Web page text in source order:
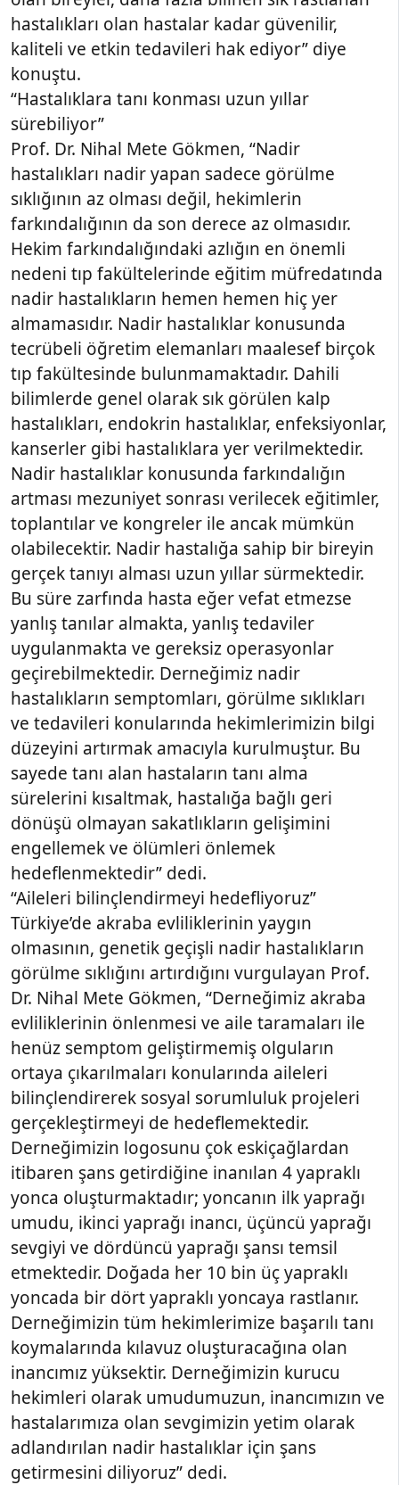
hastalıkları olan hastalar kadar güvenilir,
kaliteli ve etkin tedavileri hak ediyor” diye
konuştu.
“Hastalıklara tanı konması uzun yıllar
sürebiliyor”
Prof. Dr. Nihal Mete Gökmen, “Nadir
hastalıkları nadir yapan sadece görülme
sıklığının az olması değil, hekimlerin
farkındalığının da son derece az olmasıdır.
Hekim farkındalığındaki azlığın en önemli
nedeni tıp fakültelerinde eğitim müfredatında
nadir hastalıkların hemen hemen hiç yer
almamasıdır. Nadir hastalıklar konusunda
tecrübeli öğretim elemanları maalesef birçok
tıp fakültesinde bulunmamaktadır. Dahili
bilimlerde genel olarak sık görülen kalp
hastalıkları, endokrin hastalıklar, enfeksiyonlar,
kanserler gibi hastalıklara yer verilmektedir.
Nadir hastalıklar konusunda farkındalığın
artması mezuniyet sonrası verilecek eğitimler,
toplantılar ve kongreler ile ancak mümkün
olabilecektir. Nadir hastalığa sahip bir bireyin
gerçek tanıyı alması uzun yıllar sürmektedir.
Bu süre zarfında hasta eğer vefat etmezse
yanlış tanılar almakta, yanlış tedaviler
uygulanmakta ve gereksiz operasyonlar
geçirebilmektedir. Derneğimiz nadir
hastalıkların semptomları, görülme sıklıkları
ve tedavileri konularında hekimlerimizin bilgi
düzeyini artırmak amacıyla kurulmuştur. Bu
sayede tanı alan hastaların tanı alma
sürelerini kısaltmak, hastalığa bağlı geri
dönüşü olmayan sakatlıkların gelişimini
engellemek ve ölümleri önlemek
hedeflenmektedir” dedi.
“Aileleri bilinçlendirmeyi hedefliyoruz”
Türkiye’de akraba evliliklerinin yaygın
olmasının, genetik geçişli nadir hastalıkların
görülme sıklığını artırdığını vurgulayan Prof.
Dr. Nihal Mete Gökmen, “Derneğimiz akraba
evliliklerinin önlenmesi ve aile taramaları ile
henüz semptom geliştirmemiş olguların
ortaya çıkarılmaları konularında aileleri
bilinçlendirerek sosyal sorumluluk projeleri
gerçekleştirmeyi de hedeflemektedir.
Derneğimizin logosunu çok eskiçağlardan
itibaren şans getirdiğine inanılan 4 yapraklı
yonca oluşturmaktadır; yoncanın ilk yaprağı
umudu, ikinci yaprağı inancı, üçüncü yaprağı
sevgiyi ve dördüncü yaprağı şansı temsil
etmektedir. Doğada her 10 bin üç yapraklı
yoncada bir dört yapraklı yoncaya rastlanır.
Derneğimizin tüm hekimlerimize başarılı tanı
koymalarında kılavuz oluşturacağına olan
inancımız yüksektir. Derneğimizin kurucu
hekimleri olarak umudumuzun, inancımızın ve
hastalarımıza olan sevgimizin yetim olarak
adlandırılan nadir hastalıklar için şans
getirmesini diliyoruz” dedi.